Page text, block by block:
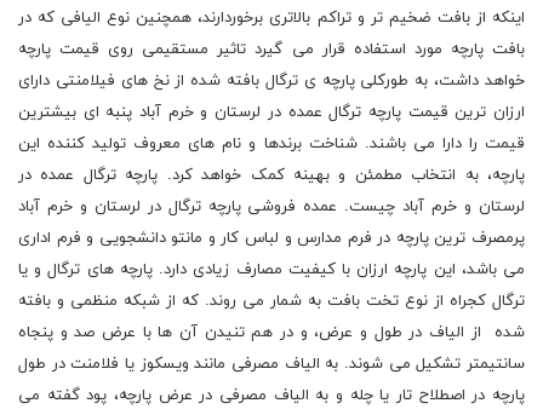
اینکه از بافت ضخیم تر و تراکم بالاتری برخوردارند، همچنین نوع الیافی که در
بافت پارچه مورد استفاده قرار می گیرد تاثیر مستقیمی روی قیمت پارچه
خواهد داشت، به طورکلی پارچه ی ترگال بافته شده از نخ های فیلامنتی دارای
ارزان ترین قیمت پارچه ترگال عمده در لرستان و خرم آباد پنبه ای بیشترین
قیمت را دارا می باشند. شناخت برندها و نام های معروف تولید کننده این
پارچه، به انتخاب مطمئن و بهینه کمک خواهد کرد. پارچه ترگال عمده در
لرستان و خرم آباد چیست. عمده فروشی پارچه ترگال در لرستان و خرم آباد
پرمصرف ترین پارچه در فرم مدارس و لباس کار و مانتو دانشجویی و فرم اداری
می باشد، این پارچه ارزان با کیفیت مصارف زیادی دارد. پارچه های ترگال و یا
ترگال کجراه از نوع تخت بافت به شمار می روند. که از شبکه منظمی و بافته
شده از الیاف در طول و عرض، و در هم تنیدن آن ها با عرض صد و پنجاه
سانتیمتر تشکیل می شوند. به الیاف مصرفی مانند ویسکوز یا فلامنت در طول
پارچه در اصطلاح تار یا چله و به الیاف مصرفی در عرض پارچه، پود گفته می